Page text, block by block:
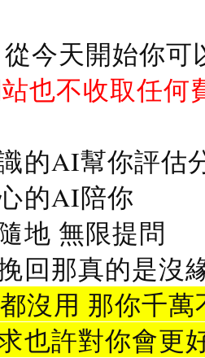
今天開始你
也不收取任何
的AI幫你評估
的AI陪你
地 無限提問
回那真的是沒
沒用 那你千
也許對你會更